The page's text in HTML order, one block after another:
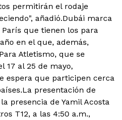
permitirán el rodaje
añadió.Dubái marca
que tienen los para
en el que, además,
Atletismo, que se
17 al 25 de mayo,
espera que participen cerca
presentación de
presencia de Yamil Acosta
T12, a las 4:50 a.m.,